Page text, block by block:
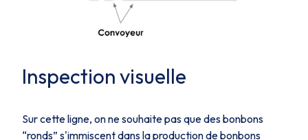
Inspection visuelle
Sur cette ligne, on ne souhaite pas que des bonbons
“ronds” s'immiscent dans la production de bonbons